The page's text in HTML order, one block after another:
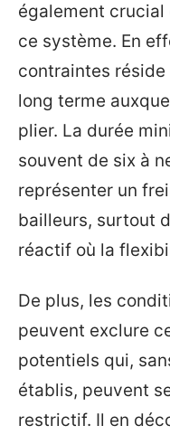
également
ce système. En
contraintes
long terme
plier. La durée
souvent de six à
représenter un
bailleurs, surtout
réactif où la
De plus, les
peuvent exclure
potentiels qui,
établis, peuvent
restrictif. Il en